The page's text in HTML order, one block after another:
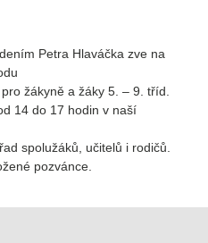
Petra Hlaváčka zve na
žákyně a žáky 5. – 9. tříd.
14 do 17 hodin v naší
spolužáků, učitelů i rodičů.
pozvánce.